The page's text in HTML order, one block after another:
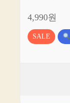
4,990원
SALE